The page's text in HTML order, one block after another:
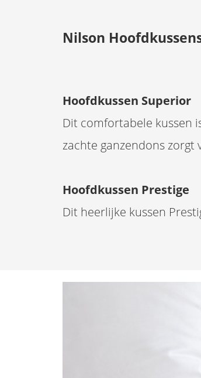
Nilson
Hoofdkussen Superior
Dit comfortabele kussen
zachte ganzendons
Hoofdkussen Prestige
Dit heerlijke kussen